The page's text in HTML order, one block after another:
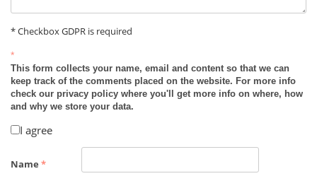
* Checkbox GDPR is required
*
This form collects your name, email and content so that we can
keep track of the comments placed on the website. For more info
check our privacy policy where you'll get more info on where, how
and why we store your data.
I agree
Name *